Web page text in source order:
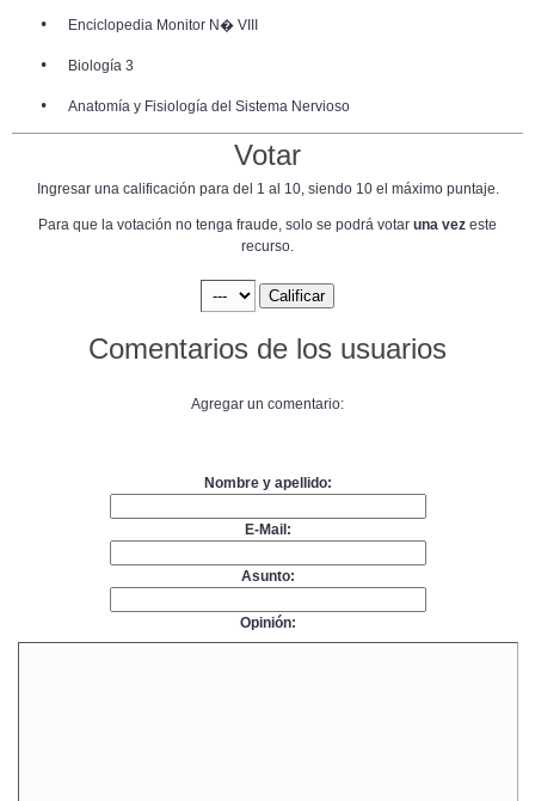
• Enciclopedia Monitor N� VIII
• Biología 3
• Anatomía y Fisiología del Sistema Nervioso
Votar
Ingresar una calificación para del 1 al 10, siendo 10 el máximo puntaje.
Para que la votación no tenga fraude, solo se podrá votar una vez este
recurso.
Comentarios de los usuarios
Agregar un comentario:
Nombre y apellido:
E-Mail:
Asunto:
Opinión: